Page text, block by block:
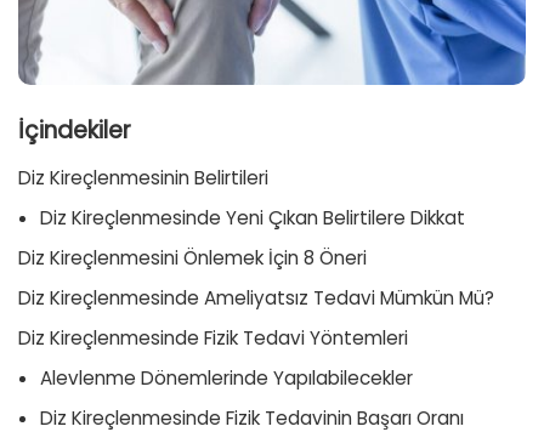
İçindekiler
Diz Kireçlenmesinin Belirtileri
Diz Kireçlenmesinde Yeni Çıkan Belirtilere Dikkat
Diz Kireçlenmesini Önlemek İçin 8 Öneri
Diz Kireçlenmesinde Ameliyatsız Tedavi Mümkün Mü?
Diz Kireçlenmesinde Fizik Tedavi Yöntemleri
Alevlenme Dönemlerinde Yapılabilecekler
Diz Kireçlenmesinde Fizik Tedavinin Başarı Oranı